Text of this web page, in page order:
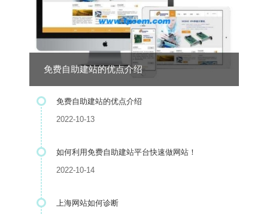
免费自助建站的优点介绍
免费自助建站的优点介绍
2022-10-13
如何利用免费自助建站平台快速做网站！
2022-10-14
上海网站如何诊断